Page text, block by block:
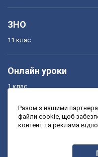
ЗНО
11 клас
Онлайн уроки
1 клас
3 клас
Разом з нашими
файли cookie, щоб
контент та реклама